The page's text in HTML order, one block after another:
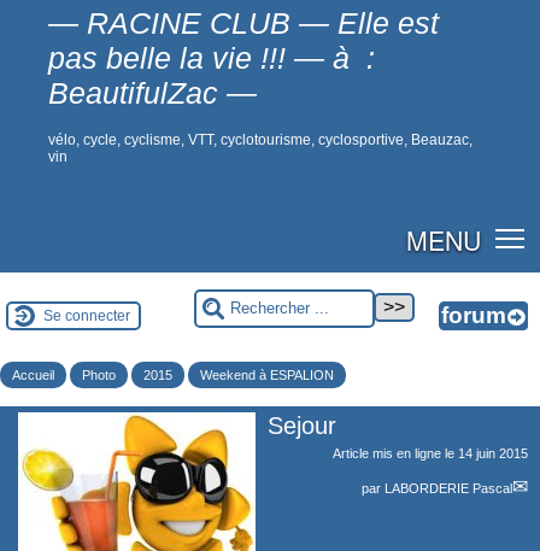
— RACINE CLUB — Elle est
pas belle la vie !!! — à :
BeautifulZac —
vélo, cycle, cyclisme, VTT, cyclotourisme, cyclosportive, Beauzac,
vin
MENU
Se connecter
Accueil Photo 2015 Weekend à ESPALION
Sejour
Article mis en ligne le 14 juin 2015
par LABORDERIE Pascal